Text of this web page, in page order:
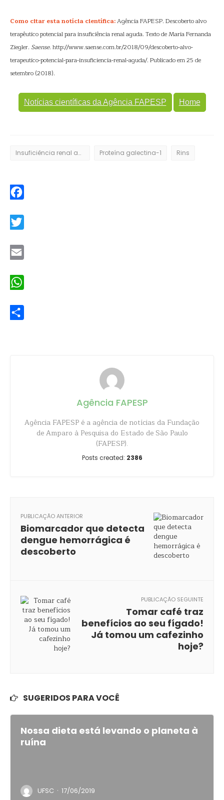
Como citar esta notícia científica:Agência FAPESP. Descoberto alvo
terapêutico potencial para insuficiência renal aguda. Texto de Maria Fernanda
Ziegler. Saense. http://www.saense.com.br/2018/09/descoberto-alvo-
terapeutico-potencial-para-insuficiencia-renal-aguda/. Publicado em 25 de
setembro (2018).
Notícias científicas da Agência FAPESP Home
Insuficiência renal aguda Proteína galectina-1 Rins
Agência FAPESP
Agência FAPESP é a agência de notícias da Fundação
de Amparo à Pesquisa do Estado de São Paulo
(FAPESP).
Posts created: 2386
PUBLICAÇÃO ANTERIOR
Biomarcador que detecta
dengue hemorrágica é
descoberto
PUBLICAÇÃO SEGUINTE
Tomar café traz
benefícios ao seu fígado!
Já tomou um cafezinho
hoje?
SUGERIDOS PARA VOCÊ
Nossa dieta está levando o planeta à
ruína
UFSC · 17/06/2019